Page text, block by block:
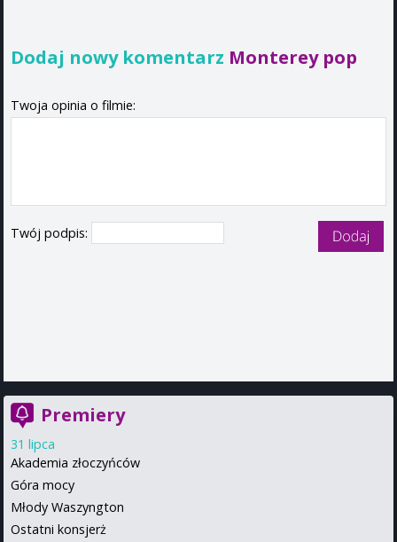
Dodaj nowy komentarz Monterey pop
Twoja opinia o filmie:
Twój podpis:
Premiery
31 lipca
Akademia złoczyńców
Góra mocy
Młody Waszyngton
Ostatni konsjerż